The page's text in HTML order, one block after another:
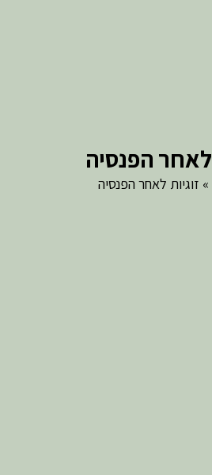
לאחר הפנסיה
זוגיות לאחר הפנסיה